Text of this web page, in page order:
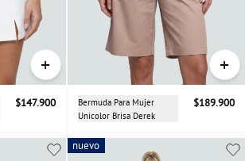
+
$147.900
+
Bermuda Para Mujer
Unicolor Brisa Derek
$189.900
nuevo
nuevo